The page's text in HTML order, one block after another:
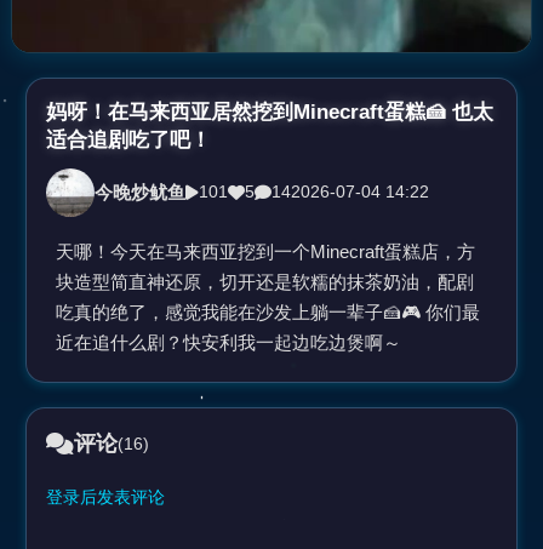
妈呀！在马来西亚居然挖到Minecraft蛋糕🍰 也太
适合追剧吃了吧！
今晚炒鱿鱼 101 5 142026-07-04 14:22
天哪！今天在马来西亚挖到一个Minecraft蛋糕店，方
块造型简直神还原，切开还是软糯的抹茶奶油，配剧
吃真的绝了，感觉我能在沙发上躺一辈子🍰🎮 你们最
近在追什么剧？快安利我一起边吃边煲啊～
评论(16)
登录后发表评论